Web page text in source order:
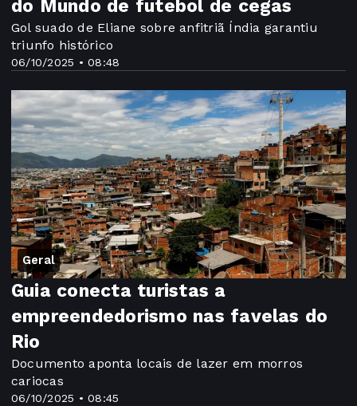
06/10/2025 • 08:48
do Mundo de futebol de cegas
Gol suado de Eliane sobre anfitriã Índia garantiu
triunfo histórico
Geral
06/10/2025 • 08:45
Guia conecta turistas a
empreendedorismo nas favelas do
Rio
Documento aponta locais de lazer em morros
cariocas